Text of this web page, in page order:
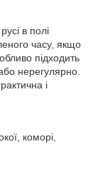
в полі
часу, якщо
підходить
нерегулярно.
і
коморі,